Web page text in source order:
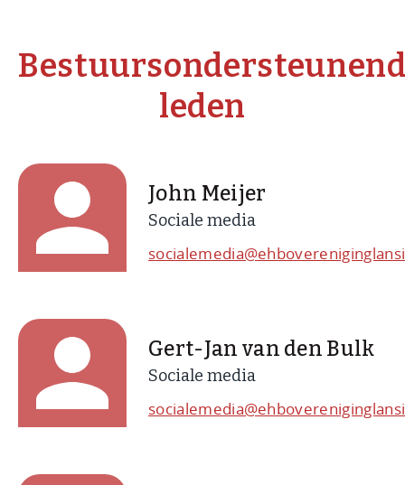
leden
John Meijer
Sociale media
Gert-Jan van den Bulk
Sociale media